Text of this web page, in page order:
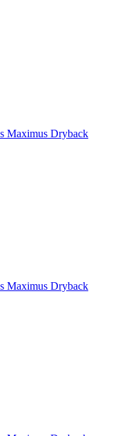
Maximus Dryback
Maximus Dryback